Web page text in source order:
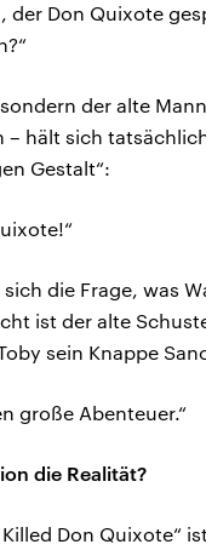
der Don Quixote
der alte
– hält sich
Gestalt“:
die Frage, was
ist der alte
sein Knappe
große Abenteuer.“
die Realität?
Killed Don Quixote“